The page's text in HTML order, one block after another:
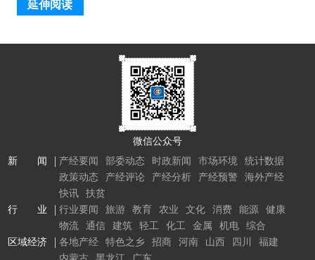
延伸阅读
微信公众号
新 闻
产经要闻 部委动态 时政新闻 市场环境
统计数据
政策动态
产经评论 产经分析 产经预警
海外产经
快讯
扶贫
行 业
行业要闻 旅游 教育 农业 文化 消费 能源
健康
物流
通信 建筑 轻工 化工 金属 机电
综合
区域经济
各地产经 特色之乡 招商 河南 山西 四川
福建